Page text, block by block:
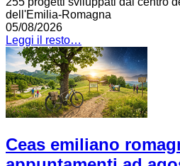
dell'Emilia-Romagna
05/08/2026
Leggi il resto…
Ceas emiliano